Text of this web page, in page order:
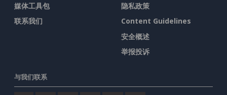
媒体工具包
联系我们
隐私政策
Content Guidelines
安全概述
举报投诉
与我们联系